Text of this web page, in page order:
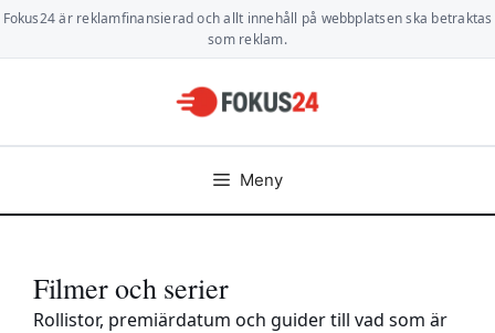
Hoppa
Fokus24 är reklamfinansierad och allt innehåll på webbplatsen ska betraktas
som reklam.
Meny
Filmer och serier
Rollistor, premiärdatum och guider till vad som är